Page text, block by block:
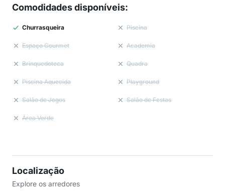
Comodidades disponíveis:
Churrasqueira Piscina
Espaço Gourmet Academia
Brinquedoteca Quadra
Piscina Aquecida Playground
Salão de Jogos Salão de Festas
Área Verde
Localização
Explore os arredores